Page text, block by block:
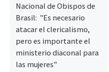
Nacional de Obispos de
Brasil: "Es necesario
atacar el clericalismo,
pero es importante el
ministerio diaconal para
las mujeres"